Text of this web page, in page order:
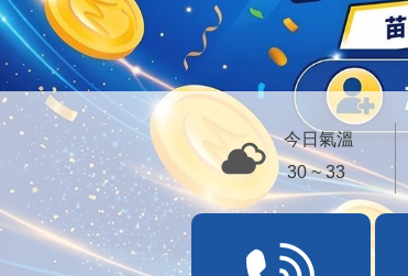
今日氣溫
30 ~ 33